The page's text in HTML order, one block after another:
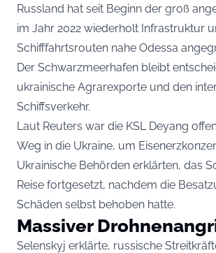
Russland hat seit Beginn der groß
im Jahr 2022 wiederholt Infrastruktur
Schifffahrtsrouten nahe Odessa
Der Schwarzmeerhafen bleibt
ukrainische Agrarexporte und den
Schiffsverkehr.
Laut Reuters war die KSL Deyang
Weg in die Ukraine, um
Ukrainische Behörden erklärten, das
Reise fortgesetzt, nachdem die
Schäden selbst behoben hatte.
Massiver
Selenskyj erklärte, russische